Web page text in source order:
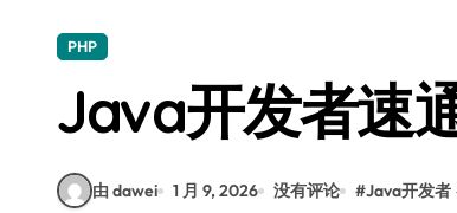
数据驱动创新：科技赋能传媒增
云安全护航传媒数据新趋势
PHP
Java开发者速
由 dawei 1 月 9, 2026 没有评论 #Java开发者